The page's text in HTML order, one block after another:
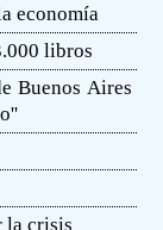
economía
libros
Buenos Aires
la crisis